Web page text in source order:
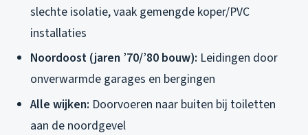
slechte isolatie, vaak gemengde koper/PVC
installaties
Noordoost (jaren ’70/’80 bouw): Leidingen door
onverwarmde garages en bergingen
Alle wijken: Doorvoeren naar buiten bij toiletten
aan de noordgevel